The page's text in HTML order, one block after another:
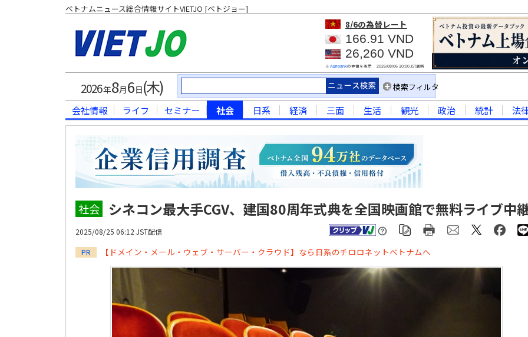
ベトナムニュース総合情報サイトVIETJO [ベトジョー]
8/6の為替レート
166.91 VND
26,260 VND
※ Agribankの仲値を表示 2026/08/06 10:00JST更新
2026年8月6 日(木) 検索フィルタ
会社情報 ライフ セミナー 社会 日系 経済 三面 生活 観光 政治 統計 法
社会 シネコン最大手CGV、建国80周年式典を全国映画館で無料ライブ中
2025/08/25 06:12 JST配信
PR 【ドメイン・メール・ウェブ・サーバー・クラウド】なら日系のチロロネットベトナムへ